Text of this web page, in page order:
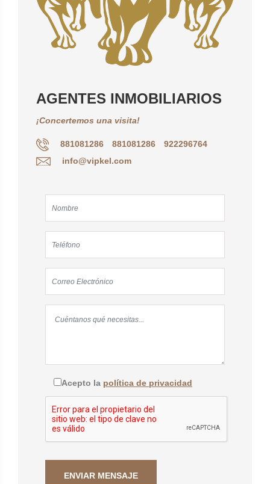
AGENTES INMOBILIARIOS
¡Concertemos una visita!
881081286 881081286
922296764
info@vipkel.com
Acepto la política de privacidad